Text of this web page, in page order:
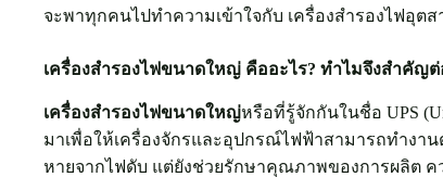
จะพาทุกคนไปทำความเข้าใจกับ เครื่องสำรองไฟอุต
เครื่องสำรองไฟขนาดใหญ่ คืออะไร? ทำไมจึงสำคัญ
เครื่องสำรองไฟขนาดใหญ่หรือที่รู้จักกันในชื่อ UPS
มาเพื่อให้เครื่องจักรและอุปกรณ์ไฟฟ้าสามารถทำงา
หายจากไฟดับ แต่ยังช่วยรักษาคุณภาพของการผลิต ค